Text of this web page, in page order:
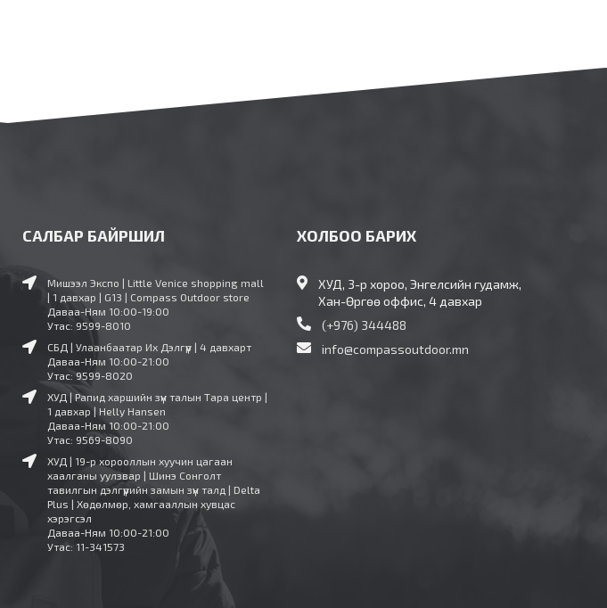
САЛБАР БАЙРШИЛ
Мишээл Экспо | Little Venice shopping mall
| 1 давхар | G13 | Compass Outdoor store
Даваа-Ням 10:00-19:00
Утас: 9599-8010
СБД | Улаанбаатар Их Дэлгүүр | 4 давхарт
Даваа-Ням 10:00-21:00
Утас: 9599-8020
ХУД | Рапид харшийн зүүн талын Тара центр |
1 давхар | Helly Hansen
Даваа-Ням 10:00-21:00
Утас: 9569-8090
ХУД | 19-р хорооллын хуучин цагаан
хаалганы уулзвар | Шинэ Сонголт
тавилгын дэлгүүрийн замын зүүн талд | Delta
Plus | Хөдөлмөр, хамгааллын хувцас
хэрэгсэл
Даваа-Ням 10:00-21:00
Утас: 11-341573
ХОЛБОО БАРИХ
ХУД, 3-р хороо, Энгелсийн гудамж,
Хан-Өргөө оффис, 4 давхар
(+976) 344488
info@compassoutdoor.mn